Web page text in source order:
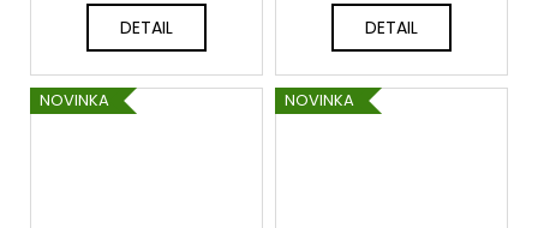
DETAIL DETAIL
NOVINKA NOVINKA